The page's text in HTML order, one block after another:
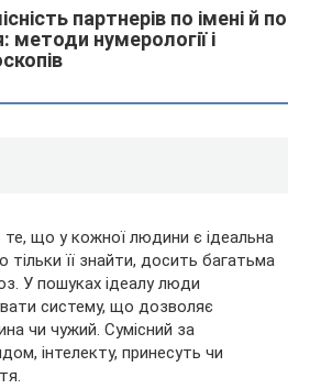
партнерів по імені й по
методи нумерології і
те, що у кожної людини є ідеальна
тільки її знайти, досить багатьма
У пошуках ідеалу люди
систему, що дозволяє
чи чужий. Сумісний за
інтелекту, принесуть чи